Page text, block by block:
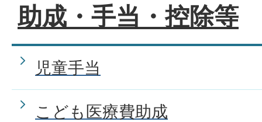
助成・手当・控除等
児童手当
こども医療費助成